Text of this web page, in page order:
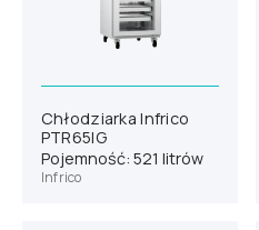
Chłodziarka Infrico
PTR65IG
Pojemność: 521 litrów
Infrico